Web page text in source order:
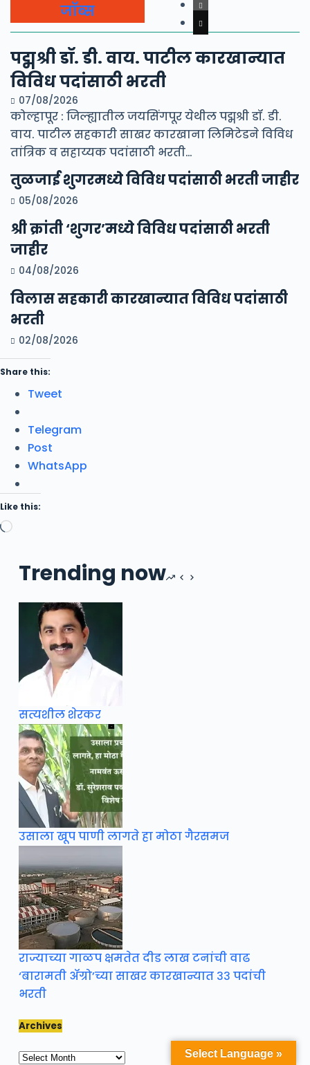
जॉब्स
पद्मश्री डॉ. डी. वाय. पाटील कारखान्यात
विविध पदांसाठी भरती
07/08/2026
कोल्हापूर : जिल्ह्यातील जयसिंगपूर येथील पद्मश्री डॉ. डी.
वाय. पाटील सहकारी साखर कारखाना लिमिटेडने विविध
तांत्रिक व सहाय्यक पदांसाठी भरती…
तुळजाई शुगरमध्ये विविध पदांसाठी भरती जाहीर
05/08/2026
श्री क्रांती ‘शुगर’मध्ये विविध पदांसाठी भरती
जाहीर
04/08/2026
विलास सहकारी कारखान्यात विविध पदांसाठी
भरती
02/08/2026
Share this:
Tweet
Telegram
Post
WhatsApp
Like this:
Loading…
Trending now
सत्यशील शेरकर
उसाला खूप पाणी लागते हा मोठा गैरसमज
राज्याच्या गाळप क्षमतेत दीड लाख टनांची वाढ
‘बारामती ॲग्रो’च्या साखर कारखान्यात ३३ पदांची
भरती
Archives
Archives Select Language »